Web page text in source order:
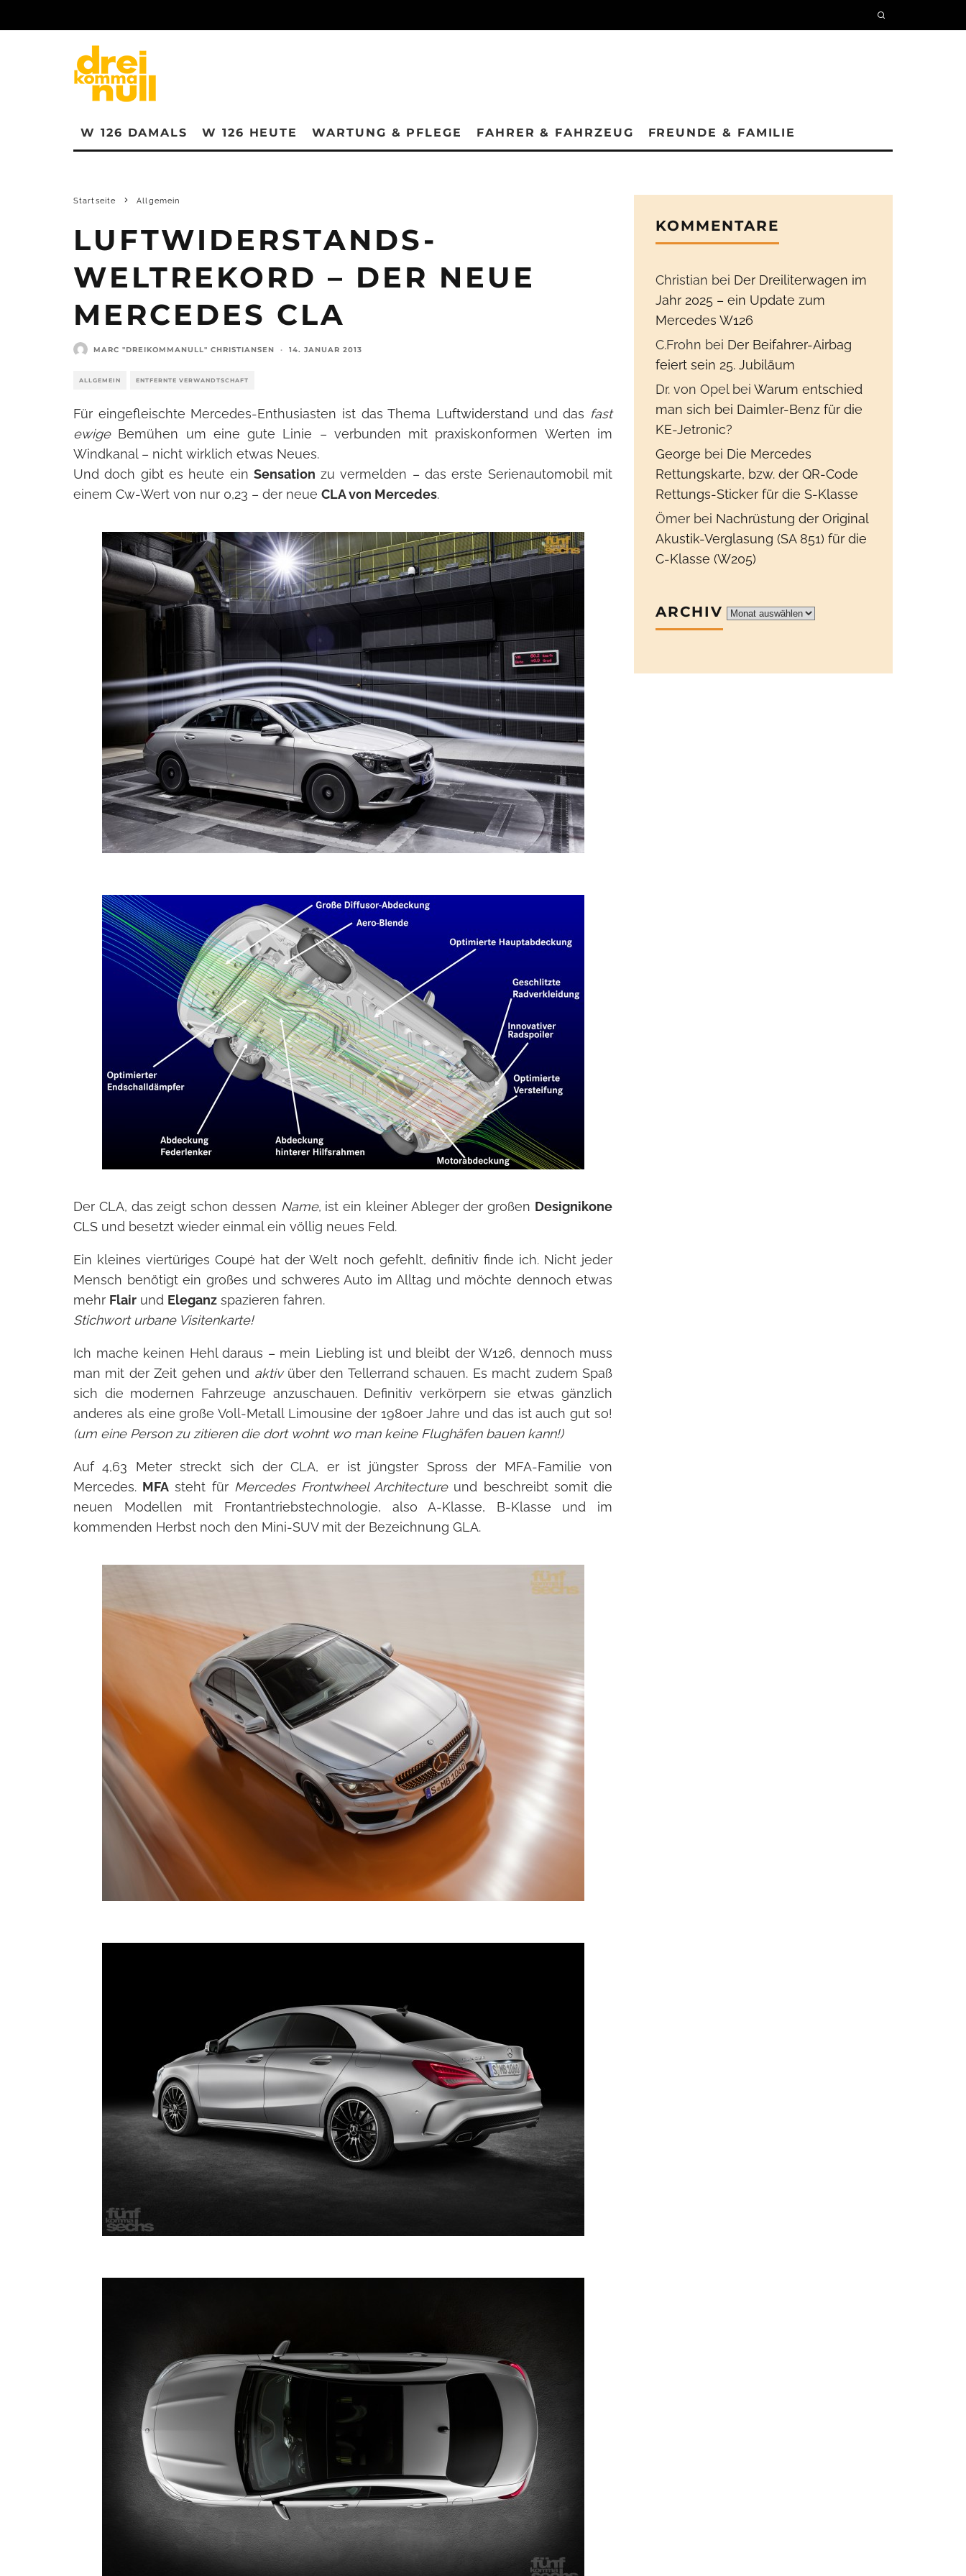
W 126 DAMALS W 126 HEUTE WARTUNG & PFLEGE FAHRER & FAHRZEUG FREUNDE & FAMILIE
Startseite Allgemein
LUFTWIDERSTANDS-
WELTREKORD – DER NEUE
MERCEDES CLA
MARC "DREIKOMMANULL" CHRISTIANSEN · 14. JANUAR 2013
ALLGEMEIN ENTFERNTE VERWANDTSCHAFT
Für eingefleischte Mercedes-Enthusiasten ist das Thema Luftwiderstand und das fast
ewigeBemühen um eine gute Linie – verbunden mit praxiskonformen Werten im
Windkanal – nicht wirklich etwas Neues.
Und doch gibt es heute ein Sensation zu vermelden – das erste Serienautomobil mit
einem Cw-Wert von nur 0,23 – der neue CLA von Mercedes.
Der CLA, das zeigt schon dessen Name, ist ein kleiner Ableger der großen Designikone
CLS und besetzt wieder einmal ein völlig neues Feld.
Ein kleines viertüriges Coupé hat der Welt noch gefehlt, definitiv finde ich. Nicht jeder
Mensch benötigt ein großes und schweres Auto im Alltag und möchte dennoch etwas
mehr Flair und Eleganz spazieren fahren.
Stichwort urbane Visitenkarte!
Ich mache keinen Hehl daraus – mein Liebling ist und bleibt der W126, dennoch muss
man mit der Zeit gehen und aktivüber den Tellerrand schauen. Es macht zudem Spaß
sich die modernen Fahrzeuge anzuschauen. Definitiv verkörpern sie etwas gänzlich
anderes als eine große Voll-Metall Limousine der 1980er Jahre und das ist auch gut so!
(um eine Person zu zitieren die dort wohnt wo man keine Flughäfen bauen kann!)
Auf 4,63 Meter streckt sich der CLA, er ist jüngster Spross der MFA-Familie von
Mercedes. MFA steht für Mercedes Frontwheel Architectureund beschreibt somit die
neuen Modellen mit Frontantriebstechnologie, also A-Klasse, B-Klasse und im
kommenden Herbst noch den Mini-SUV mit der Bezeichnung GLA.
KOMMENTARE
Christian bei Der Dreiliterwagen im
Jahr 2025 – ein Update zum
Mercedes W126
C.Frohn bei Der Beifahrer-Airbag
feiert sein 25. Jubiläum
Dr. von Opelbei Warum entschied
man sich bei Daimler-Benz für die
KE-Jetronic?
George bei Die Mercedes
Rettungskarte, bzw. der QR-Code
Rettungs-Sticker für die S-Klasse
Ömer bei Nachrüstung der Original
Akustik-Verglasung (SA 851) für die
C-Klasse (W205)
ARCHIV Archiv